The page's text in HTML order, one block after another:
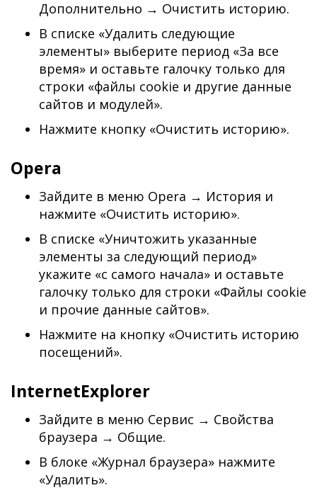
Дополнительно → Очистить историю.
В списке «Удалить следующие
элементы» выберите период «За все
время» и оставьте галочку только для
строки «файлы cookie и другие данные
сайтов и модулей».
Нажмите кнопку «Очистить историю».
Opera
Зайдите в меню Opera → История и
нажмите «Очистить историю».
В списке «Уничтожить указанные
элементы за следующий период»
укажите «с самого начала» и оставьте
галочку только для строки «Файлы cookie
и прочие данные сайтов».
Нажмите на кнопку «Очистить историю
посещений».
InternetExplorer
Зайдите в меню Сервис → Свойства
браузера → Общие.
В блоке «Журнал браузера» нажмите
«Удалить».